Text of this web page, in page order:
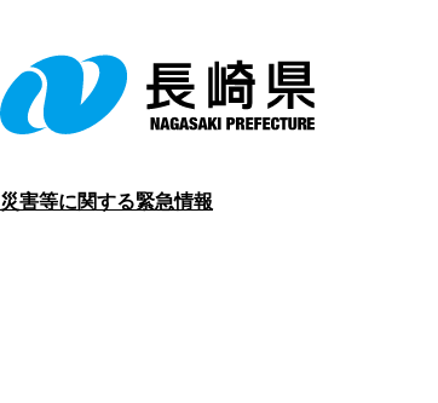
災害等に関する緊急情報